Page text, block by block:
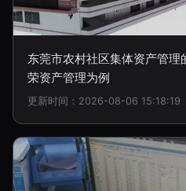
东莞市农村社区集体资产管理
荣资产管理为例
更新时间：2026-08-06 15:18:19